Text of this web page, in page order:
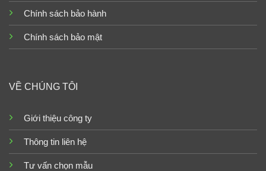
Chính sách bảo hành
Chính sách bảo mật
VỀ CHÚNG TÔI
Giới thiệu công ty
Thông tin liên hệ
Tư vấn chọn mẫu